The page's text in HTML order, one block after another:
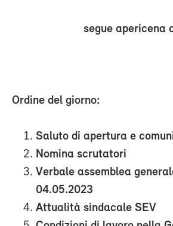
segue apericena
Ordine del giorno:
Saluto di apertura e
Nomina scrutatori
Verbale assemblea
04.05.2023
Attualità sindacale SEV